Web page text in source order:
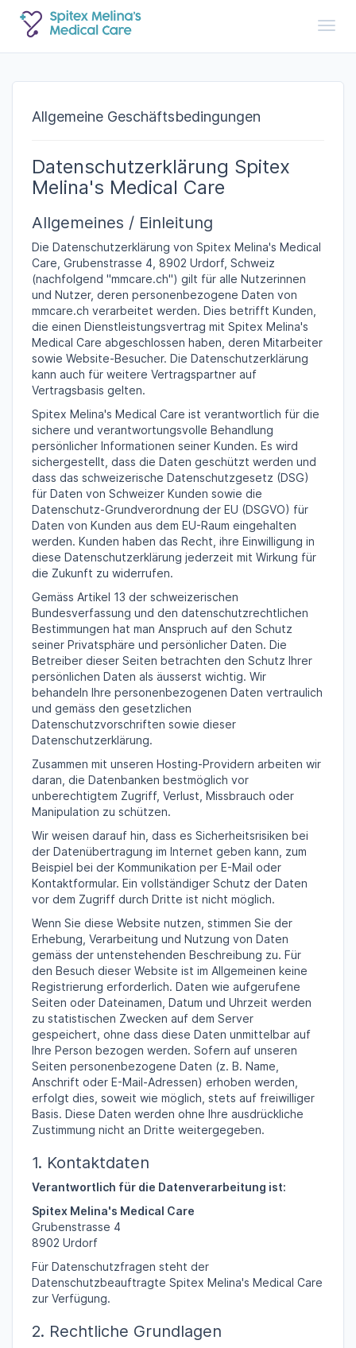
Allgemeine Geschäftsbedingungen
Datenschutzerklärung Spitex
Melina's Medical Care
Allgemeines / Einleitung
Die Datenschutzerklärung von Spitex Melina's Medical
Care, Grubenstrasse 4, 8902 Urdorf, Schweiz
(nachfolgend "mmcare.ch") gilt für alle Nutzerinnen
und Nutzer, deren personenbezogene Daten von
mmcare.ch verarbeitet werden. Dies betrifft Kunden,
die einen Dienstleistungsvertrag mit Spitex Melina's
Medical Care abgeschlossen haben, deren Mitarbeiter
sowie Website-Besucher. Die Datenschutzerklärung
kann auch für weitere Vertragspartner auf
Vertragsbasis gelten.
Spitex Melina's Medical Care ist verantwortlich für die
sichere und verantwortungsvolle Behandlung
persönlicher Informationen seiner Kunden. Es wird
sichergestellt, dass die Daten geschützt werden und
dass das schweizerische Datenschutzgesetz (DSG)
für Daten von Schweizer Kunden sowie die
Datenschutz-Grundverordnung der EU (DSGVO) für
Daten von Kunden aus dem EU-Raum eingehalten
werden. Kunden haben das Recht, ihre Einwilligung in
diese Datenschutzerklärung jederzeit mit Wirkung für
die Zukunft zu widerrufen.
Gemäss Artikel 13 der schweizerischen
Bundesverfassung und den datenschutzrechtlichen
Bestimmungen hat man Anspruch auf den Schutz
seiner Privatsphäre und persönlicher Daten. Die
Betreiber dieser Seiten betrachten den Schutz Ihrer
persönlichen Daten als äusserst wichtig. Wir
behandeln Ihre personenbezogenen Daten vertraulich
und gemäss den gesetzlichen
Datenschutzvorschriften sowie dieser
Datenschutzerklärung.
Zusammen mit unseren Hosting-Providern arbeiten wir
daran, die Datenbanken bestmöglich vor
unberechtigtem Zugriff, Verlust, Missbrauch oder
Manipulation zu schützen.
Wir weisen darauf hin, dass es Sicherheitsrisiken bei
der Datenübertragung im Internet geben kann, zum
Beispiel bei der Kommunikation per E-Mail oder
Kontaktformular. Ein vollständiger Schutz der Daten
vor dem Zugriff durch Dritte ist nicht möglich.
Wenn Sie diese Website nutzen, stimmen Sie der
Erhebung, Verarbeitung und Nutzung von Daten
gemäss der untenstehenden Beschreibung zu. Für
den Besuch dieser Website ist im Allgemeinen keine
Registrierung erforderlich. Daten wie aufgerufene
Seiten oder Dateinamen, Datum und Uhrzeit werden
zu statistischen Zwecken auf dem Server
gespeichert, ohne dass diese Daten unmittelbar auf
Ihre Person bezogen werden. Sofern auf unseren
Seiten personenbezogene Daten (z. B. Name,
Anschrift oder E-Mail-Adressen) erhoben werden,
erfolgt dies, soweit wie möglich, stets auf freiwilliger
Basis. Diese Daten werden ohne Ihre ausdrückliche
Zustimmung nicht an Dritte weitergegeben.
1. Kontaktdaten
Verantwortlich für die Datenverarbeitung ist:
Spitex Melina's Medical Care
Grubenstrasse 4
8902 Urdorf
Für Datenschutzfragen steht der
Datenschutzbeauftragte Spitex Melina's Medical Care
zur Verfügung.
2. Rechtliche Grundlagen